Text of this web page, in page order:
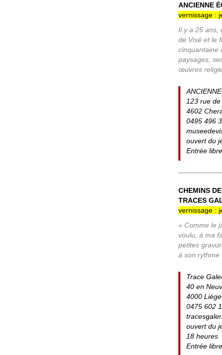
ANCIENNE
vernissage :
Il y a 25 ans,
de Visé et le
cinquantaine
paysages,
œuvres
123 rue
4602
0495 496
ouvert du
Entrée libre
CHEMINS
TRACES
vernissage :
« Comme le
voulu, à ma
petites
à son rythme
Trace
40 en
4000 Liège
0475 602
ouvert du
18 heures
Entrée libre